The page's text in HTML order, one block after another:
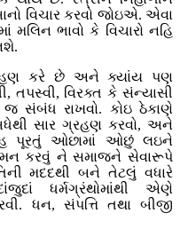
વિચાર કરવો જોઇએ. એવા
મલિન ભાવો કે વિચારો નહિ
કરે છે અને ક્યાંય પણ
તપસ્વી, વિરક્ત કે સંન્યાસી
સંબંધ રાખવો. કોઇ ઠેકાણે
સાર ગ્રહણ કરવો, અને
પૂરતું ઓછામાં ઓછું લઇને
કરવું ને સમાજને સેવારૂપે
મદદથી બને તેટલું વધારે
ધર્મગ્રંથોમાંથી એણે
ધન, સંપત્તિ તથા બીજી